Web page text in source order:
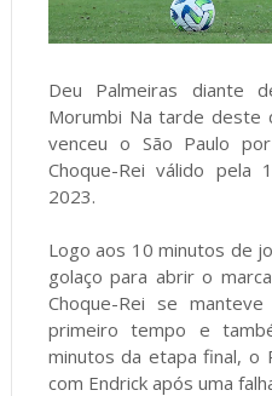
Deu Palmeiras diante
Morumbi Na tarde deste
venceu o São Paulo
Choque-Rei válido pela
2023.
Logo aos 10 minutos de
golaço para abrir o
Choque-Rei se
primeiro tempo e
minutos da etapa final, o
com Endrick após uma